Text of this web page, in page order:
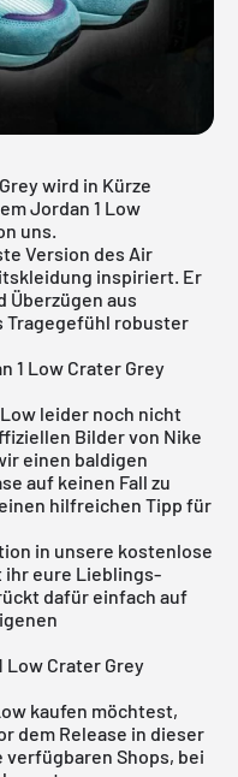
wird in Kürze
Jordan 1 Low
uns.
Version des Air
inspiriert. Er
Überzügen aus
Tragegefühl robuster
1 Low Crater Grey
leider noch nicht
Bilder von Nike
einen baldigen
auf keinen Fall zu
hilfreichen Tipp für
in unsere kostenlose
ihr eure Lieblings-
dafür einfach auf
Low Crater Grey
kaufen möchtest,
dem Release in dieser
Shops, bei